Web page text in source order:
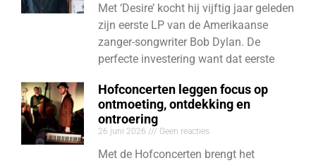
Met ‘Desire’ kocht hij vijftig jaar geleden
zijn eerste LP van de Amerikaanse
zanger-songwriter Bob Dylan. De
perfecte investering want dat eerste
Hofconcerten leggen focus op
ontmoeting, ontdekking en
ontroering
26 juni 2026 Geen reacties
Met de Hofconcerten brengt het